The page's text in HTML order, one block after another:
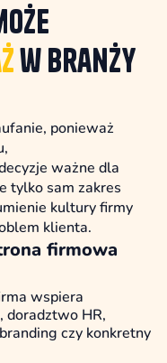
w branży
ponieważ
ważne dla
tylko sam zakres
kultury firmy
klienta.
firmowa
wspiera
doradztwo HR,
czy konkretny